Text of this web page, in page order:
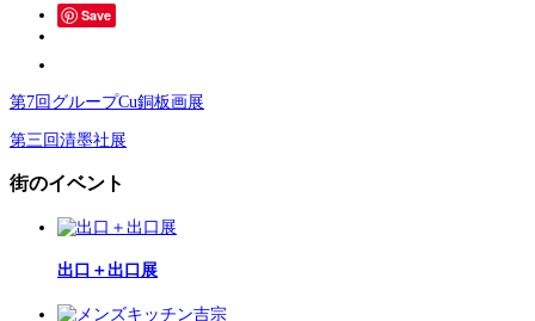
Save
第7回グループCu銅板画展
第三回清墨社展
街のイベント
出口＋出口展